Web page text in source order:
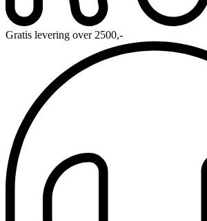
Gratis levering over 2500,-